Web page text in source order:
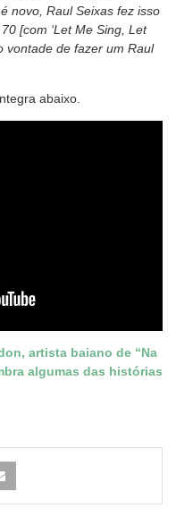
novo, Raul Seixas fez isso
[com ‘Let Me Sing, Let
vontade de fazer um Raul
abaixo.
artista baiano de “Na
algumas das histórias